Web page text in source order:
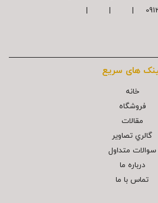
های سریع
خانه
فروشگاه
مقالات
گالري تصاوير
سوالات متداول
درباره ما
تماس با ما